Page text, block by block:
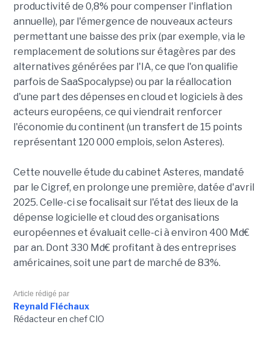
productivité de 0,8% pour compenser l'inflation
annuelle), par l'émergence de nouveaux acteurs
permettant une baisse des prix (par exemple, via le
remplacement de solutions sur étagères par des
alternatives générées par l'IA, ce que l'on qualifie
parfois de SaaSpocalypse) ou par la réallocation
d'une part des dépenses en cloud et logiciels à des
acteurs européens, ce qui viendrait renforcer
l'économie du continent (un transfert de 15 points
représentant 120 000 emplois, selon Asteres).
Cette nouvelle étude du cabinet Asteres, mandaté
par le Cigref, en prolonge une première, datée d'avril
2025. Celle-ci se focalisait sur l'état des lieux de la
dépense logicielle et cloud des organisations
européennes et évaluait celle-ci à environ 400 Md€
par an. Dont 330 Md€ profitant à des entreprises
américaines, soit une part de marché de 83%.
Article rédigé par
Reynald Fléchaux
Rédacteur en chef CIO